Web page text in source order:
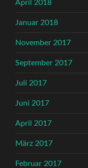
April 2018
Januar 2018
November 2017
September 2017
Juli 2017
Juni 2017
April 2017
März 2017
Februar 2017